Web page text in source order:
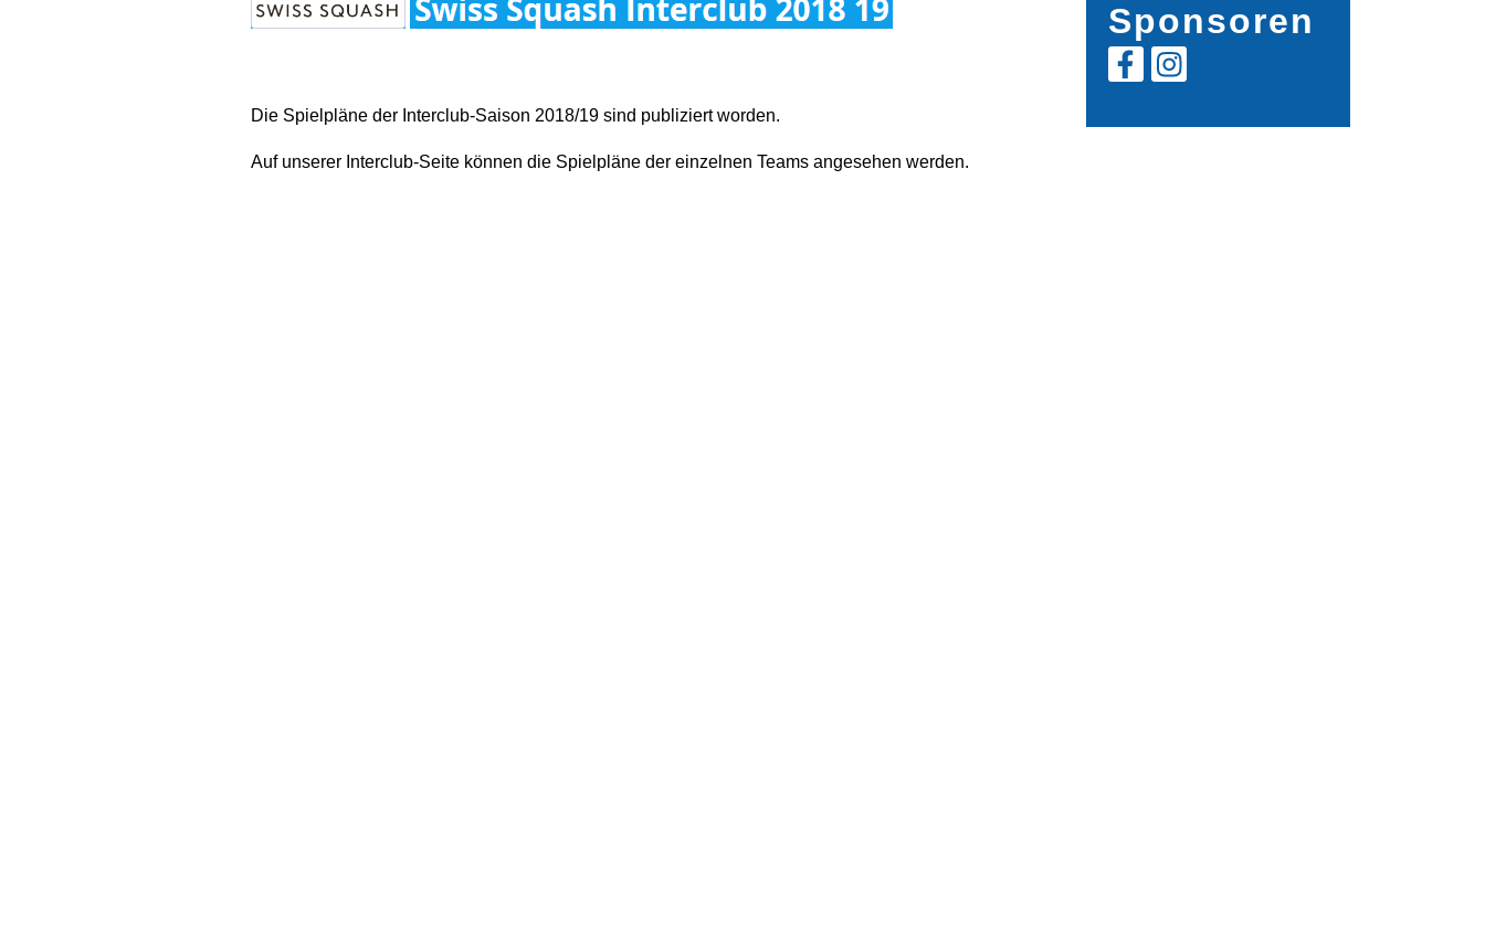
Die Spielpläne der Interclub-Saison 2018/19 sind publiziert worden.
Auf unserer Interclub-Seite können die Spielpläne der einzelnen Teams angesehen werden.
Sponsoren